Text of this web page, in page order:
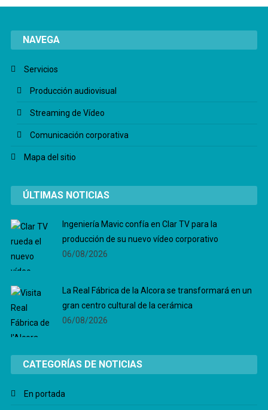
NAVEGA
Servicios
Producción audiovisual
Streaming de Vídeo
Comunicación corporativa
Mapa del sitio
ÚLTIMAS NOTICIAS
Ingeniería Mavic confía en Clar TV para la
producción de su nuevo vídeo corporativo
06/08/2026
La Real Fábrica de la Alcora se transformará en un
gran centro cultural de la cerámica
06/08/2026
CATEGORÍAS DE NOTICIAS
En portada